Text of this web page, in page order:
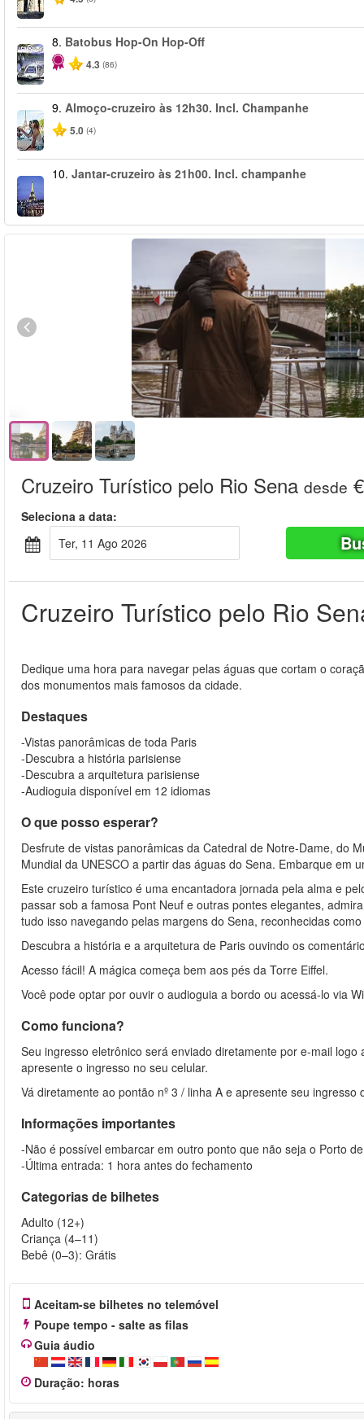
8. Batobus Hop-On Hop-Off
4.3 (86)
9. Almoço-cruzeiro às 12h30. Incl. Champanhe
5.0 (4)
10. Jantar-cruzeiro às 21h00. Incl. champanhe
Cruzeiro Turístico pelo Rio Sena desde
Seleciona a data:
Ter, 11 Ago 2026
Cruzeiro Turístico pelo Rio
Dedique uma hora para navegar pelas águas que cortam o
dos monumentos mais famosos da cidade.
Destaques
-Vistas panorâmicas de toda Paris
-Descubra a história parisiense
-Descubra a arquitetura parisiense
-Audioguia disponível em 12 idiomas
O que posso esperar?
Desfrute de vistas panorâmicas da Catedral de Notre-Dame, do
Mundial da UNESCO a partir das águas do Sena. Embarque em
Este cruzeiro turístico é uma encantadora jornada pela alma e
passar sob a famosa Pont Neuf e outras pontes elegantes,
tudo isso navegando pelas margens do Sena, reconhecidas
Descubra a história e a arquitetura de Paris ouvindo os
Acesso fácil! A mágica começa bem aos pés da Torre Eiffel.
Você pode optar por ouvir o audioguia a bordo ou acessá-lo via
Como funciona?
Seu ingresso eletrônico será enviado diretamente por e-mail
apresente o ingresso no seu celular.
Vá diretamente ao pontão nº 3 / linha A e apresente seu ingresso
Informações importantes
-Não é possível embarcar em outro ponto que não seja o Porto
-Última entrada: 1 hora antes do fechamento
Categorias de bilhetes
Adulto (12+)
Criança (4–11)
Bebê (0–3): Grátis
Aceitam-se bilhetes no telemóvel
Poupe tempo - salte as filas
Guia áudio
Duração: horas